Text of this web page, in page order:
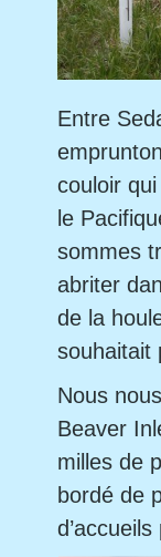
Entre
couloir
le
sommes
abriter
de la
souhaitait
Nous
Beaver
milles de
bordé de